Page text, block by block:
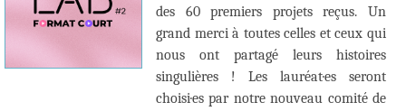
des 60 premiers projets reçus. Un
grand merci à toutes celles et ceux qui
nous ont partagé leurs histoires
singulières ! Les lauréat·es seront
choisi·es par notre nouveau comité de